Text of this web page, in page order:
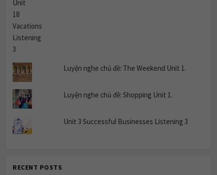
Luyện nghe chủ đề: The Weekend Unit 1.
Luyện nghe chủ đề: Shopping Unit 1.
Unit 3 Successful Businesses Listening 3
RECENT POSTS